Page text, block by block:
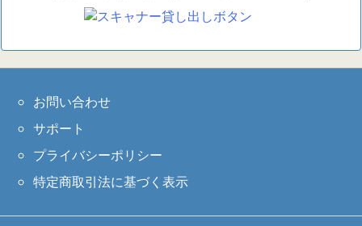
お問い合わせ
サポート
プライバシーポリシー
特定商取引法に基づく表示